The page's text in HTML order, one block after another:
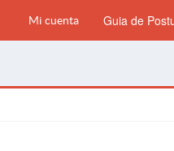
Mi cuenta Guia de